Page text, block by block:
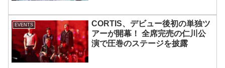
EVENTS
CORTIS、デビュー後初の単独ツ
アーが開幕！ 全席完売の仁川公
演で圧巻のステージを披露